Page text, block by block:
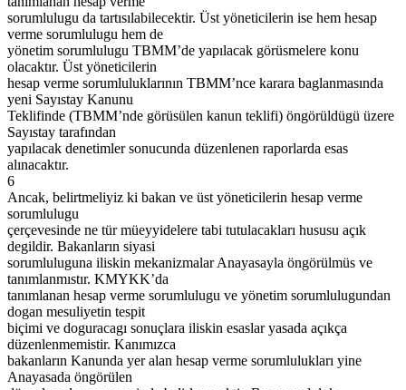
sorumlulugu da tartısılabilecektir. Üst yöneticilerin ise hem hesap
verme sorumlulugu hem de
yönetim sorumlulugu TBMM’de yapılacak görüsmelere konu
olacaktır. Üst yöneticilerin
hesap verme sorumluluklarının TBMM’nce karara baglanmasında
yeni Sayıstay Kanunu
Teklifinde (TBMM’nde görüsülen kanun teklifi) öngörüldügü üzere
Sayıstay tarafından
yapılacak denetimler sonucunda düzenlenen raporlarda esas
alınacaktır.
6
Ancak, belirtmeliyiz ki bakan ve üst yöneticilerin hesap verme
sorumlulugu
çerçevesinde ne tür müeyyidelere tabi tutulacakları hususu açık
degildir. Bakanların siyasi
sorumluluguna iliskin mekanizmalar Anayasayla öngörülmüs ve
tanımlanmıstır. KMYKK’da
tanımlanan hesap verme sorumlulugu ve yönetim sorumlulugundan
dogan mesuliyetin tespit
biçimi ve doguracagı sonuçlara iliskin esaslar yasada açıkça
düzenlenmemistir. Kanımızca
bakanların Kanunda yer alan hesap verme sorumlulukları yine
Anayasada öngörülen